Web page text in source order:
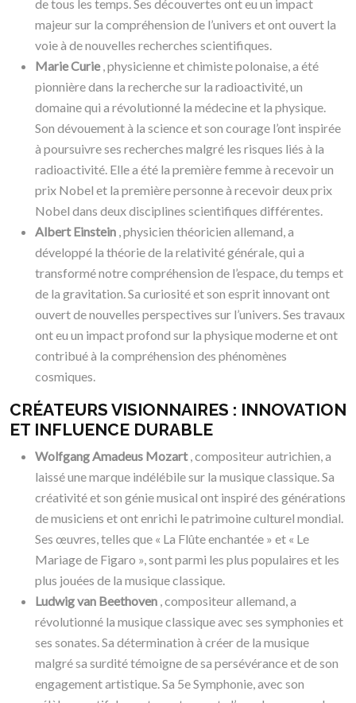
de tous les temps. Ses découvertes ont eu un impact
majeur sur la compréhension de l’univers et ont ouvert la
voie à de nouvelles recherches scientifiques.
Marie Curie, physicienne et chimiste polonaise, a été
pionnière dans la recherche sur la radioactivité, un
domaine qui a révolutionné la médecine et la physique.
Son dévouement à la science et son courage l’ont inspirée
à poursuivre ses recherches malgré les risques liés à la
radioactivité. Elle a été la première femme à recevoir un
prix Nobel et la première personne à recevoir deux prix
Nobel dans deux disciplines scientifiques différentes.
Albert Einstein , physicien théoricien allemand, a
développé la théorie de la relativité générale, qui a
transformé notre compréhension de l’espace, du temps et
de la gravitation. Sa curiosité et son esprit innovant ont
ouvert de nouvelles perspectives sur l’univers. Ses travaux
ont eu un impact profond sur la physique moderne et ont
contribué à la compréhension des phénomènes
cosmiques.
CRÉATEURS VISIONNAIRES : INNOVATION
ET INFLUENCE DURABLE
Wolfgang Amadeus Mozart, compositeur autrichien, a
laissé une marque indélébile sur la musique classique. Sa
créativité et son génie musical ont inspiré des générations
de musiciens et ont enrichi le patrimoine culturel mondial.
Ses œuvres, telles que « La Flûte enchantée » et « Le
Mariage de Figaro », sont parmi les plus populaires et les
plus jouées de la musique classique.
Ludwig van Beethoven , compositeur allemand, a
révolutionné la musique classique avec ses symphonies et
ses sonates. Sa détermination à créer de la musique
malgré sa surdité témoigne de sa persévérance et de son
engagement artistique. Sa 5e Symphonie, avec son